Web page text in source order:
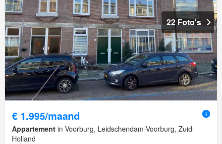
22 Foto's
€ 1.995/maand
Appartement in Voorburg, Leidschendam-Voorburg, Zuid-
Holland